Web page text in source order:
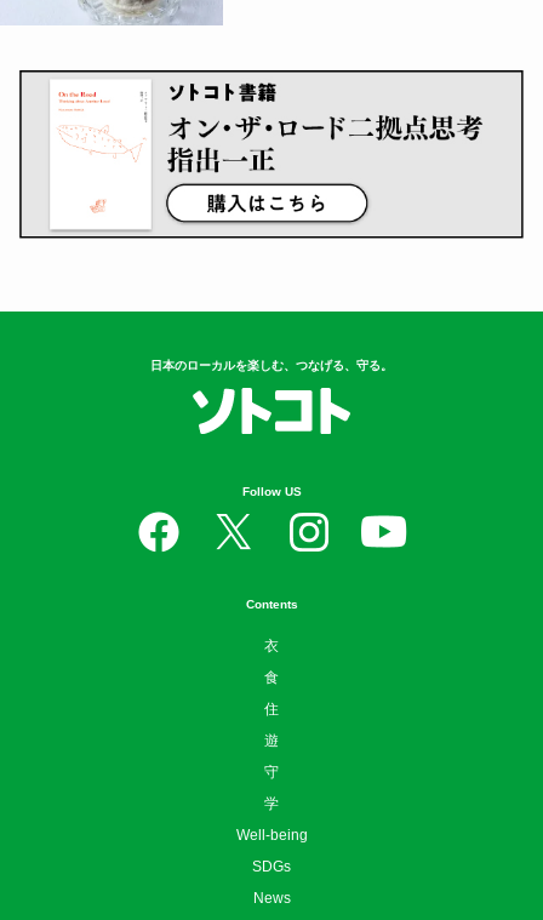
日本のローカルを楽しむ、つなげる、守る。
Follow US
Contents
衣
食
住
遊
守
学
Well-being
SDGs
News